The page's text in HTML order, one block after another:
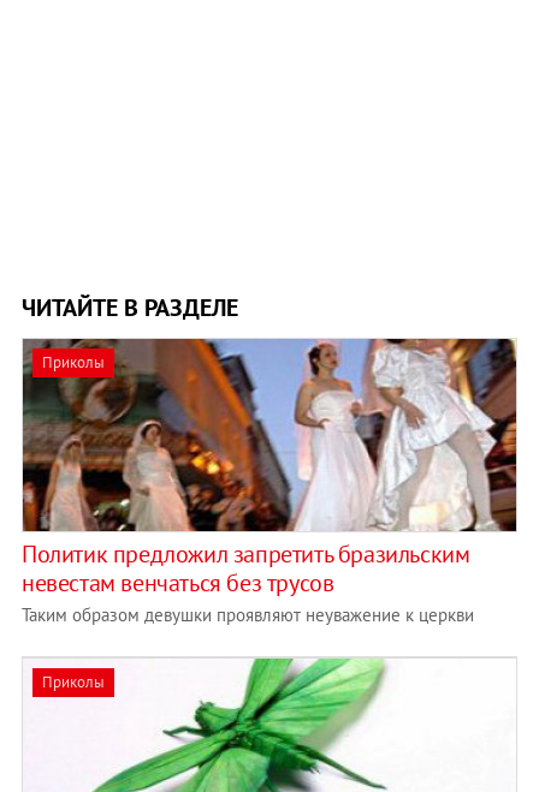
ЧИТАЙТЕ В РАЗДЕЛЕ
Приколы
Политик предложил запретить бразильским
невестам венчаться без трусов
Таким образом девушки проявляют неуважение к церкви
Приколы